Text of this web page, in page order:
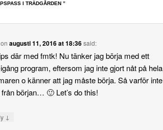
I TRÄDGÅRDEN ”
onaugusti 11, 2016 at 18:36said:
där med fmtk! Nu tänker jag börja med ett
program, eftersom jag inte gjort nåt på hela
o känner att jag måste börja. Så varför inte
början… 🙂 Let’s do this!
↓